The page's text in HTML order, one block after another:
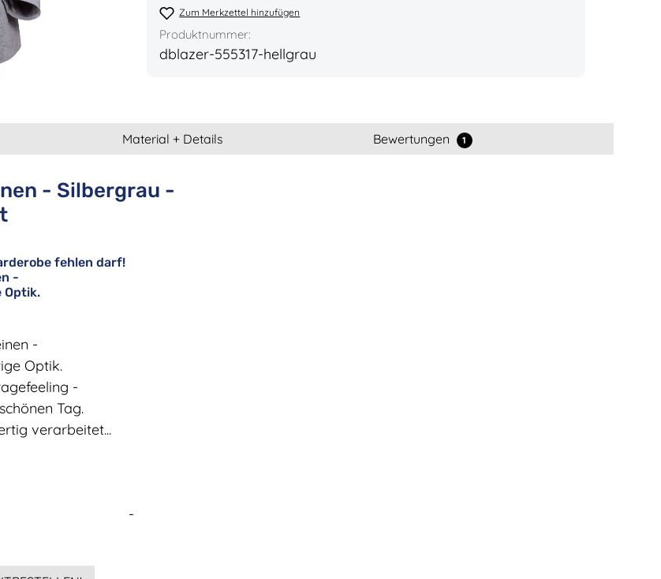
Zum Merkzettel hinzufügen
Produktnummer:
dblazer-555317-hellgrau
Material + Details Bewertungen 1
- Silbergrau -
fehlen darf!
-
Optik.
-
Optik.
-
Tag.
verarbeitet...
-